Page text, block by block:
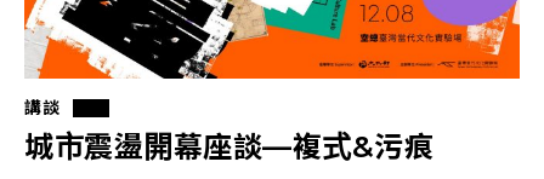
講談
城市震盪開幕座談—複式&污痕